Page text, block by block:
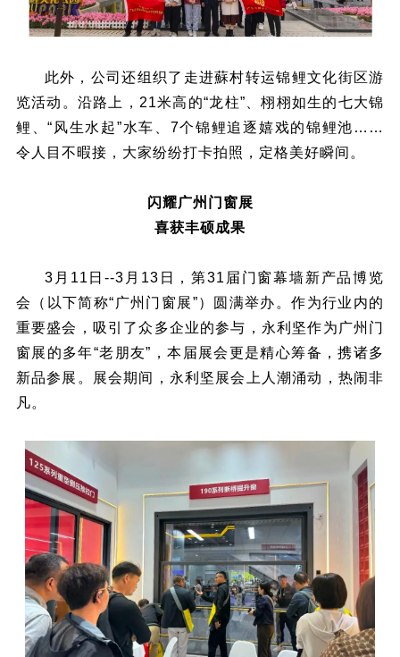
此外，公司还组织了走进蘇村转运锦鲤文化街区游
览活动。沿路上，21米高的“龙柱”、栩栩如生的七大锦
鲤、“风生水起”水车、7个锦鲤追逐嬉戏的锦鲤池……
令人目不暇接，大家纷纷打卡拍照，定格美好瞬间。
闪耀广州门窗展
喜获丰硕成果
3月11日--3月13日，第31届门窗幕墙新产品博览
会（以下简称“广州门窗展”）圆满举办。作为行业内的
重要盛会，吸引了众多企业的参与，永利坚作为广州门
窗展的多年“老朋友”，本届展会更是精心筹备，携诸多
新品参展。展会期间，永利坚展会上人潮涌动，热闹非
凡。